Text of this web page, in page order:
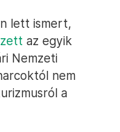
lett ismert,
az egyik
Nemzeti
nem
a